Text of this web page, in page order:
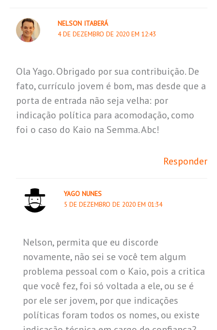
NELSON ITABERÁ
4 DE DEZEMBRO DE 2020 EM 12:43
Ola Yago. Obrigado por sua contribuição. De
fato, currículo jovem é bom, mas desde que a
porta de entrada não seja velha: por
indicação política para acomodação, como
foi o caso do Kaio na Semma. Abc!
Responder
YAGO NUNES
5 DE DEZEMBRO DE 2020 EM 01:34
Nelson, permita que eu discorde
novamente, não sei se você tem algum
problema pessoal com o Kaio, pois a critica
que você fez, foi só voltada a ele, ou se é
por ele ser jovem, por que indicações
políticas foram todos os nomes, ou existe